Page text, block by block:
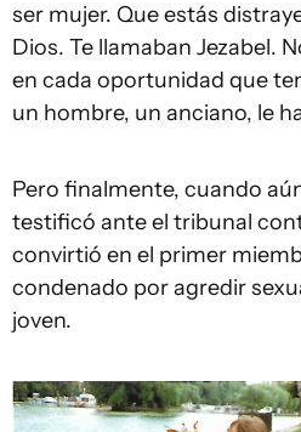
ser mujer. Que estás
Dios. Te llamaban Jezabel.
en cada oportunidad que
un hombre, un anciano, le
Pero finalmente, cuando
testificó ante el tribunal
convirtió en el primer
condenado por agredir
joven.